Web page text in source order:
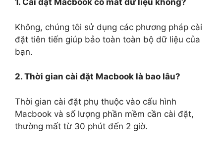
1. Cài đặt Macbook có mất dữ liệu không?
Không, chúng tôi sử dụng các phương pháp cài
đặt tiên tiến giúp bảo toàn toàn bộ dữ liệu của
bạn.
2. Thời gian cài đặt Macbook là bao lâu?
Thời gian cài đặt phụ thuộc vào cấu hình
Macbook và số lượng phần mềm cần cài đặt,
thường mất từ 30 phút đến 2 giờ.